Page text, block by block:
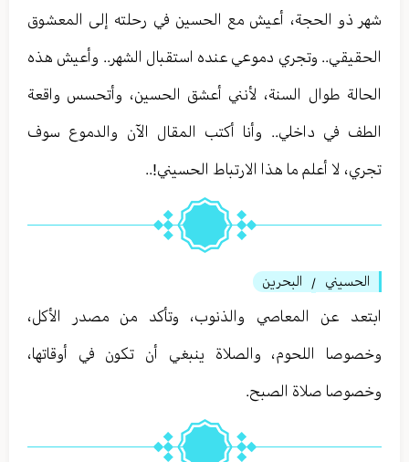
شهر ذو الحجة، أعيش مع الحسين في رحلته إلى المعشوق
الحقيقي.. وتجري دموعي عنده استقبال الشهر.. وأعيش هذه
الحالة طوال السنة، لأنني أعشق الحسين، وأتحسس واقعة
الطف في داخلي.. وأنا أكتب المقال الآن والدموع سوف
تجري، لا أعلم ما هذا الارتباط الحسيني!..
الحسيني / البحرين
ابتعد عن المعاصي والذنوب، وتأكد من مصدر الأكل،
وخصوصا اللحوم، والصلاة ينبغي أن تكون في أوقاتها،
وخصوصا صلاة الصبح.